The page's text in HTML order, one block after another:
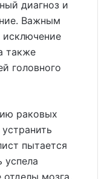
диагноз и
Важным
также
головного
раковых
пытается
успела
мозга,